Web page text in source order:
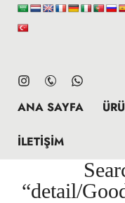
ANA SAYFA
İLETIŞIM
“detail/